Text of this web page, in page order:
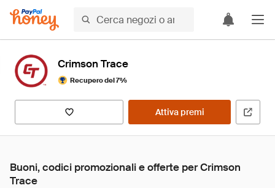
Crimson Trace
Recupero del 7%
Attiva premi
Buoni, codici promozionali e offerte per Crimson
Trace